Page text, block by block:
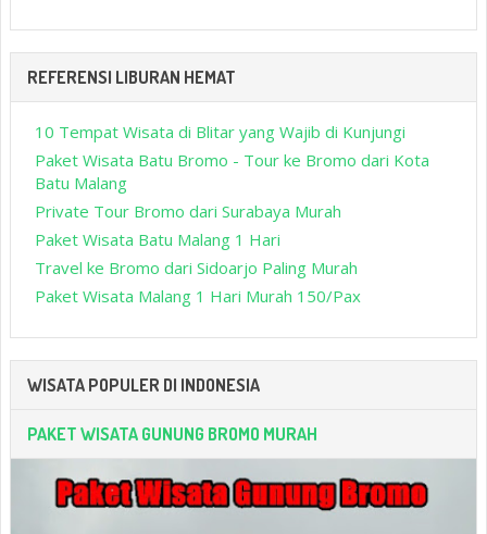
REFERENSI LIBURAN HEMAT
10 Tempat Wisata di Blitar yang Wajib di Kunjungi
Paket Wisata Batu Bromo - Tour ke Bromo dari Kota
Batu Malang
Private Tour Bromo dari Surabaya Murah
Paket Wisata Batu Malang 1 Hari
Travel ke Bromo dari Sidoarjo Paling Murah
Paket Wisata Malang 1 Hari Murah 150/Pax
WISATA POPULER DI INDONESIA
PAKET WISATA GUNUNG BROMO MURAH